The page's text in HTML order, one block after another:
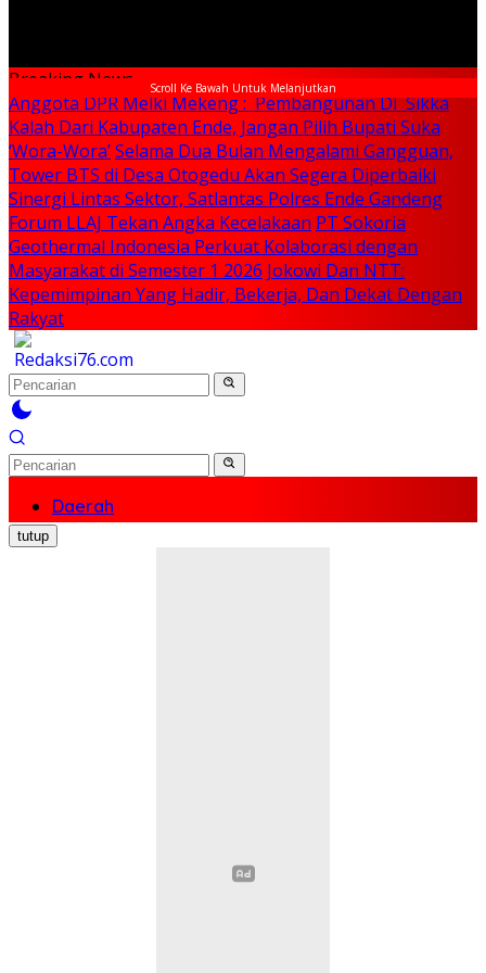
Scroll Ke Bawah Untuk Melanjutkan
Breaking News
Anggota DPR Melki Mekeng : Pembangunan Di Sikka
Kalah Dari Kabupaten Ende, Jangan Pilih Bupati Suka
‘Wora-Wora’Selama Dua Bulan Mengalami Gangguan,
Tower BTS di Desa Otogedu Akan Segera Diperbaiki
Sinergi Lintas Sektor, Satlantas Polres Ende Gandeng
Forum LLAJ Tekan Angka Kecelakaan PT Sokoria
Geothermal Indonesia Perkuat Kolaborasi dengan
Masyarakat di Semester 1 2026 Jokowi Dan NTT:
Kepemimpinan Yang Hadir, Bekerja, Dan Dekat Dengan
Rakyat
Daerah
Nasional
Politik
tutup